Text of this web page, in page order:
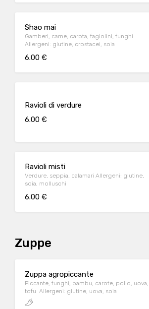
Shao mai
Gamberi, carne, carota, fagiolini, funghi
Allergeni: glutine, crostacei, soia
6.00 €
Ravioli di verdure
6.00 €
Ravioli misti
Verdure, seppia, calamari Allergeni: glutine,
soia, molluschi
6.00 €
Zuppe
Zuppa agropiccante
Piccante, funghi, bambu, carote, pollo, uova,
tofu Allergeni: glutine, uova, soia